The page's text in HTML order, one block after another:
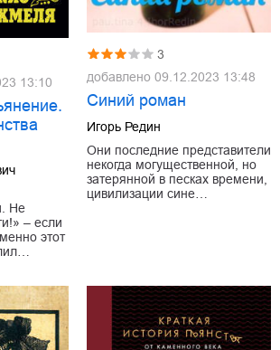
13:10
Не
– если
этот
3
добавлено 09.12.2023 13:48
Синий роман
Игорь Редин
Они последние представители
некогда могущественной, но
затерянной в песках времени,
цивилизации сине…